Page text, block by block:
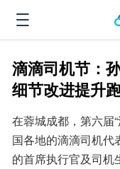
滴滴司机节：
细节改进提升
在蓉城成都，第六届
国各地的滴滴司机代
的首席执行官及司机